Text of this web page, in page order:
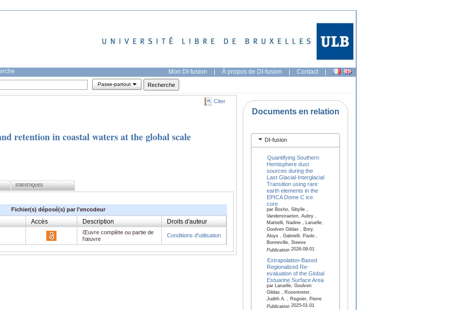
Mon DI-fusion | À propos de DI-fusion | Contact |
Passe-partout
Citer
retention in coastal waters at the global scale
STATISTIQUES
Fichier(s) déposé(s) par l'encodeur
Accès Description Droits d'auteur
Œuvre complète ou partie de
l'œuvre
Conditions d'utilisation
Documents en relation
DI-fusion
Quantifying Southern
Hemisphere dust
sources during the
Last Glacial-Interglacial
Transition using rare
earth elements in the
EPICA Dome C ice
core
par Boxho, Sibylle ,
Vanderstraeten, Aubry ,
Mattielli, Nadine , Laruelle,
Goulven Gildas , Bory,
Aloys , Gabrielli, Paolo ,
Bonneville, Steeve
Publication2026-08-01
Extrapolation-Based
Regionalized Re-
evaluation of the Global
Estuarine Surface Area
par Laruelle, Goulven
Gildas , Rosentreter,
Judith A. , Regnier, Pierre
Publication2025-01-01